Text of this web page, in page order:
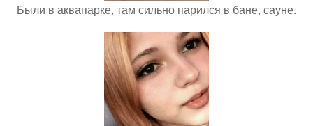
Были в аквапарке, там сильно парился в бане, сауне.